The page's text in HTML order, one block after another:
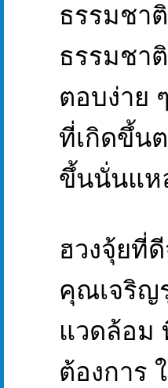
ธรรมชา
ธรรมชา
ตอบง่าย
ที่เกิดขึ้น
ขึ้นนั่นแห
ฮวงจุ้ยที่
คุณเจริญ
แวดล้อม
ต้องการ